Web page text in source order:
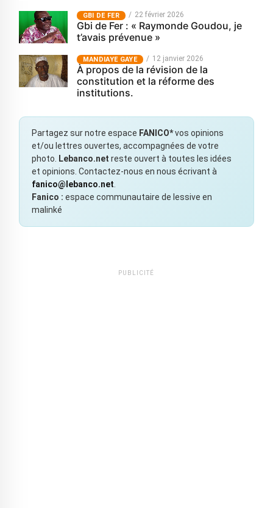
GBI DE FER 22 février 2026
Gbi de Fer : « Raymonde Goudou, je
t’avais prévenue »
MANDIAYE GAYE 12 janvier 2026
À propos de la révision de la
constitution et la réforme des
institutions.
Partagez sur notre espace FANICO*vos opinions
et/ou lettres ouvertes, accompagnées de votre
photo.
Lebanco.net reste ouvert à toutes les idées
et opinions. Contactez-nous en nous écrivant à
fanico@lebanco.net
Fanico : espace communautaire de lessive en
malinké
PUBLICITÉ